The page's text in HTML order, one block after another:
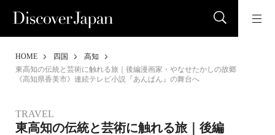
HOME 四国
高知
東高知の伝統と芸術に触れる旅｜後編漫画家・やなせたかしの故郷
《高知県香美市》連続テレビ小説『あんぱん』の舞台へ
TRAVEL
東高知の伝統と芸術に触れる旅｜後編